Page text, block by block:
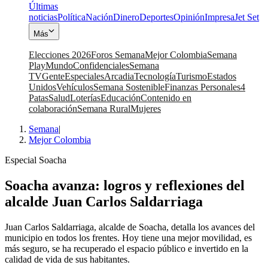
Últimas
noticiasPolíticaNaciónDineroDeportesOpiniónImpresaJet Set
Más
Elecciones 2026Foros SemanaMejor ColombiaSemana
PlayMundoConfidencialesSemana
TVGenteEspecialesArcadiaTecnologíaTurismoEstados
UnidosVehículosSemana SostenibleFinanzas Personales4
PatasSaludLoteríasEducaciónContenido en
colaboraciónSemana RuralMujeres
Semana|
Mejor Colombia
Especial Soacha
Soacha avanza: logros y reflexiones del
alcalde Juan Carlos Saldarriaga
Juan Carlos Saldarriaga, alcalde de Soacha, detalla los avances del
municipio en todos los frentes. Hoy tiene una mejor movilidad, es
más seguro, se ha recuperado el espacio público e invertido en la
calidad de vida de sus habitantes.